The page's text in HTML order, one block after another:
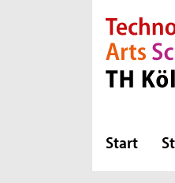
Direkt zur
Direkt zur
Direkt zum
Direkt zum
Start